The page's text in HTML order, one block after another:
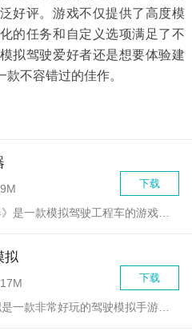
好评。游戏不仅提供了高度模
的任务和自定义选项满足了不
拟驾驶爱好者还是想要体验建
不容错过的佳作。
下载
拟
下载